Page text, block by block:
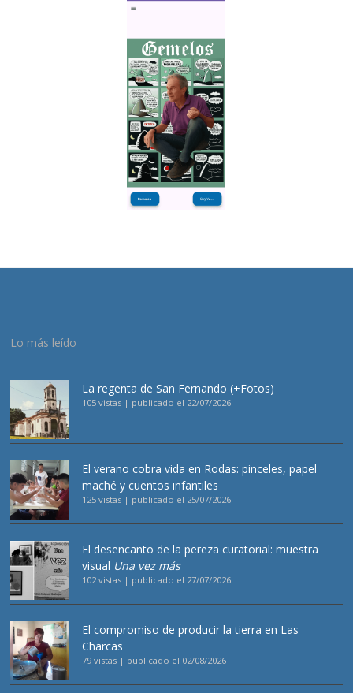
Lo más leído
La regenta de San Fernando (+Fotos)
105 vistas | publicado el 22/07/2026
El verano cobra vida en Rodas: pinceles, papel
maché y cuentos infantiles
125 vistas | publicado el 25/07/2026
El desencanto de la pereza curatorial: muestra
visual Una vez más
102 vistas | publicado el 27/07/2026
El compromiso de producir la tierra en Las
Charcas
79 vistas | publicado el 02/08/2026